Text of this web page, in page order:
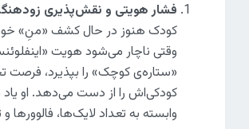
فشار هویتی و نقش‌پذیری
کودک هنوز در حال کشف «منِ»
وقتی ناچار می‌شود هویت
«ستاره‌ی کوچک» را بپذیرد، فرصت
کودکی‌اش را از دست می‌دهد. او
وابسته به تعداد لایک‌ها، فالوورها